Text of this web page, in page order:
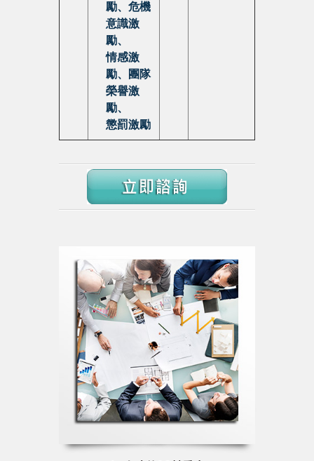
勵、危機
意識激
勵、
情感激
勵、團隊
榮譽激
勵、
懲罰激勵